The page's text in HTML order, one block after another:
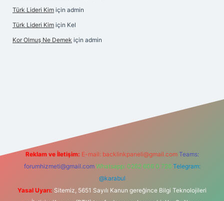
Türk Lideri Kim için admin
Türk Lideri Kim için Kel
Kor Olmuş Ne Demek için admin
Reklam ve İletişim: E-mail: backlinkpaneli@gmail.com Teams:
forumhizmeti@gmail.com Whatsapp: 0262 606 0 726 Telegram:
@karabul
Yasal Uyarı: Sitemiz, 5651 Sayılı Kanun gereğince Bilgi Teknolojileri